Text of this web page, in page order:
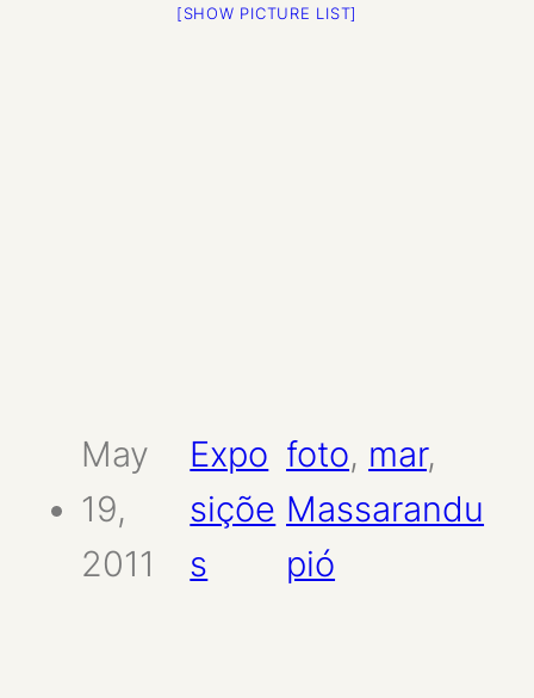
[SHOW PICTURE LIST]
May
19,
2011
Expo
siçõe
s
foto, mar
Massarandu
pió